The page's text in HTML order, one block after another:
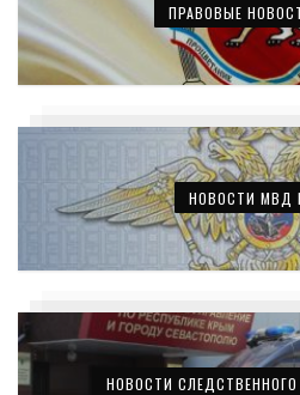
ПРАВОВЫЕ
НОВОСТИ МВД
НОВОСТИ